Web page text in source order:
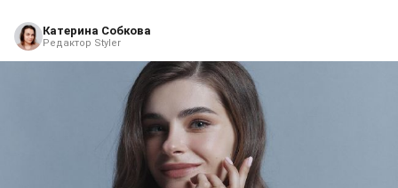
Катерина Собкова
Редактор Styler